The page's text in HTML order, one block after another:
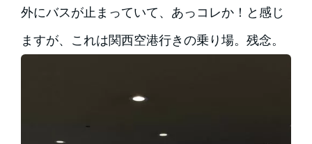
外にバスが止まっていて、あっコレか！と感じ
ますが、これは関西空港行きの乗り場。残念。